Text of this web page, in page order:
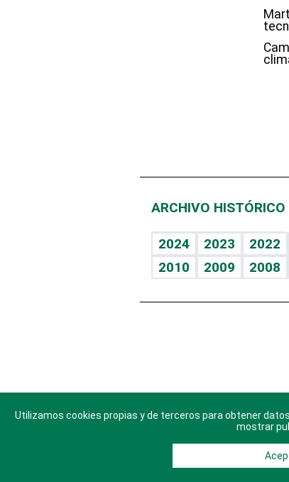
ARCHIVO HISTÓRICO
2024 2023 2022
2010
2009 2008
©
Utilizamos cookies propias y de terceros para obtener
mostrar